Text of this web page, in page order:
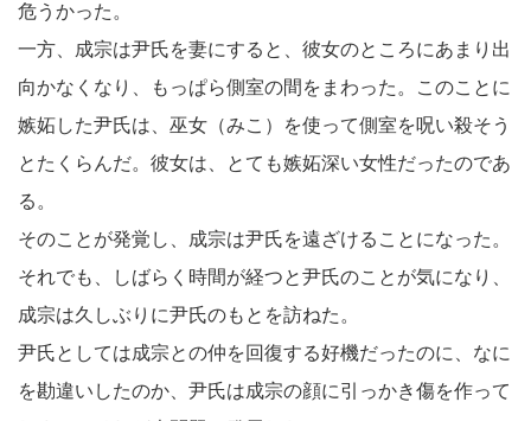
危うかった。
一方、成宗は尹氏を妻にすると、彼女のところにあまり出
向かなくなり、もっぱら側室の間をまわった。このことに
嫉妬した尹氏は、巫女（みこ）を使って側室を呪い殺そう
とたくらんだ。彼女は、とても嫉妬深い女性だったのであ
る。
そのことが発覚し、成宗は尹氏を遠ざけることになった。
それでも、しばらく時間が経つと尹氏のことが気になり、
成宗は久しぶりに尹氏のもとを訪ねた。
尹氏としては成宗との仲を回復する好機だったのに、なに
を勘違いしたのか、尹氏は成宗の顔に引っかき傷を作って